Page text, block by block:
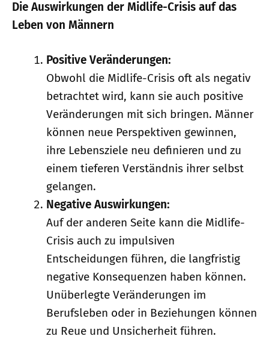
Die Auswirkungen der Midlife-Crisis auf das
Leben von Männern
Positive Veränderungen:
Obwohl die Midlife-Crisis oft als negativ
betrachtet wird, kann sie auch positive
Veränderungen mit sich bringen. Männer
können neue Perspektiven gewinnen,
ihre Lebensziele neu definieren und zu
einem tieferen Verständnis ihrer selbst
gelangen.
Negative Auswirkungen:
Auf der anderen Seite kann die Midlife-
Crisis auch zu impulsiven
Entscheidungen führen, die langfristig
negative Konsequenzen haben können.
Unüberlegte Veränderungen im
Berufsleben oder in Beziehungen können
zu Reue und Unsicherheit führen.